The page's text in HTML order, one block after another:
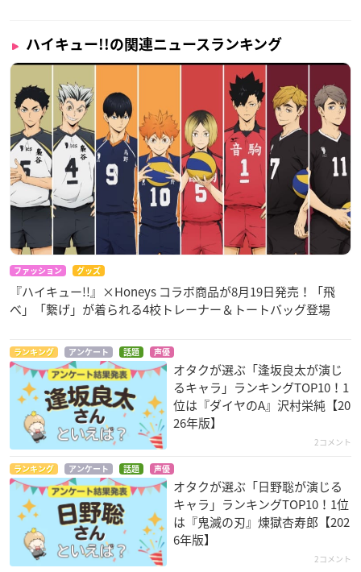
ハイキュー!!の関連ニュースランキング
ファッション グッズ
『ハイキュー!!』×Honeys コラボ商品が8月19日発売！「飛
べ」「繋げ」が着られる4校トレーナー＆トートバッグ登場
ランキング アンケート 話題 声優
オタクが選ぶ「逢坂良太が演じ
るキャラ」ランキングTOP10！1
位は『ダイヤのA』沢村栄純【20
26年版】
2コメント
ランキング アンケート 話題 声優
オタクが選ぶ「日野聡が演じる
キャラ」ランキングTOP10！1位
は『鬼滅の刃』煉󠄁獄杏寿郎【202
6年版】
2コメント